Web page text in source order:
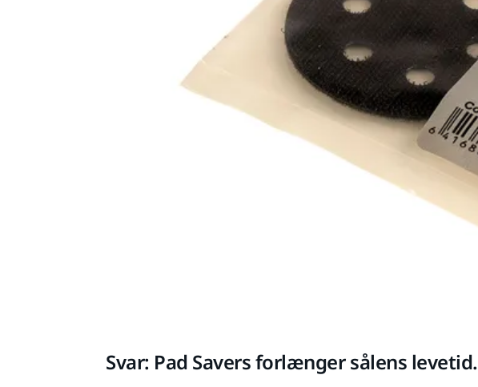
Svar: Pad Savers forlænger sålens levetid.